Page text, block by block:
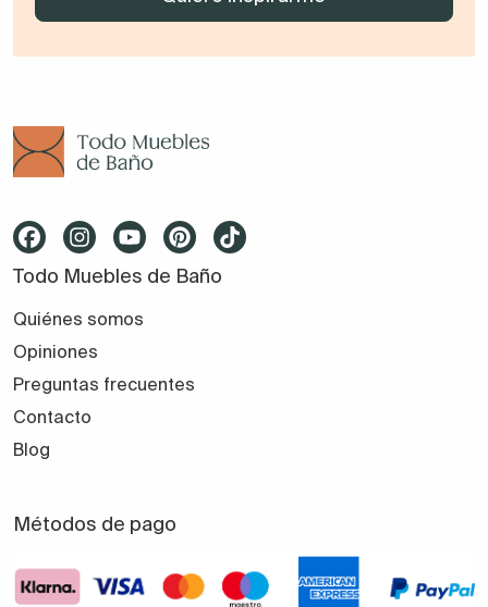
Todo Muebles de Baño
Quiénes somos
Opiniones
Preguntas frecuentes
Contacto
Blog
Métodos de pago